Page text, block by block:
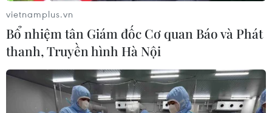
vietnamplus.vn
Bổ nhiệm tân Giám đốc Cơ quan Báo và Phát
thanh, Truyền hình Hà Nội